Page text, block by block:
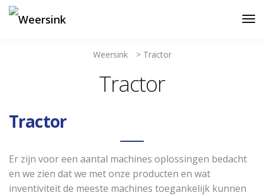
Weersink > Tractor
Tractor
Tractor
Er zijn voor een aantal machines oplossingen bedacht
en we zien dat we met onze producten en wat
inventiviteit de meeste machines toegankelijk kunnen